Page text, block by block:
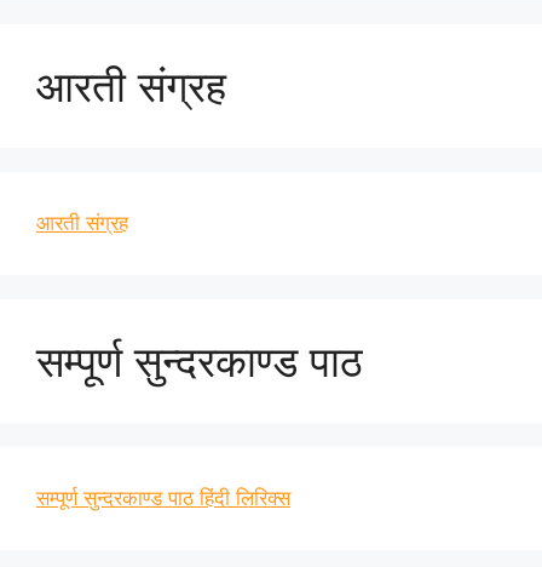
आरती संग्रह
आरती संग्रह
सम्पूर्ण सुन्दरकाण्ड पाठ
सम्पूर्ण सुन्दरकाण्ड पाठ हिंदी लिरिक्स